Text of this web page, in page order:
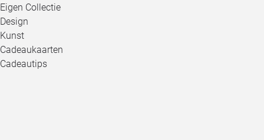
Eigen Collectie
Design
Kunst
Cadeaukaarten
Cadeautips